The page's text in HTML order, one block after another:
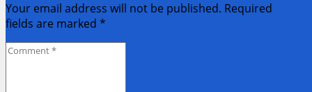
Your email address will not be published. Required
fields are marked *
Comment